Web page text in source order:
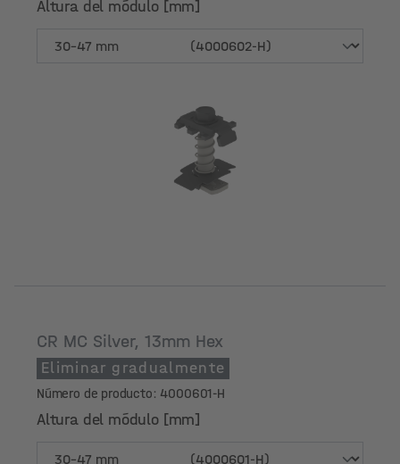
Altura del módulo [mm]
Altura del módulo [mm]
CR MC Silver, 13mm Hex
Eliminar gradualmente
Número de producto: 4000601-H
Altura del módulo [mm]